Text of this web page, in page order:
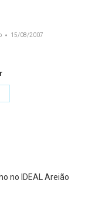
15/08/2007
no IDEAL Areião